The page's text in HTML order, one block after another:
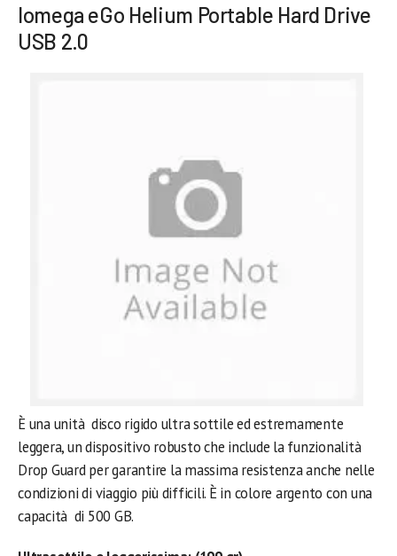
Iomega eGo Helium Portable Hard Drive
USB 2.0
È una unità disco rigido ultra sottile ed estremamente
leggera, un dispositivo robusto che include la funzionalità
Drop Guard per garantire la massima resistenza anche nelle
condizioni di viaggio più difficili. È in colore argento con una
capacità di 500 GB.